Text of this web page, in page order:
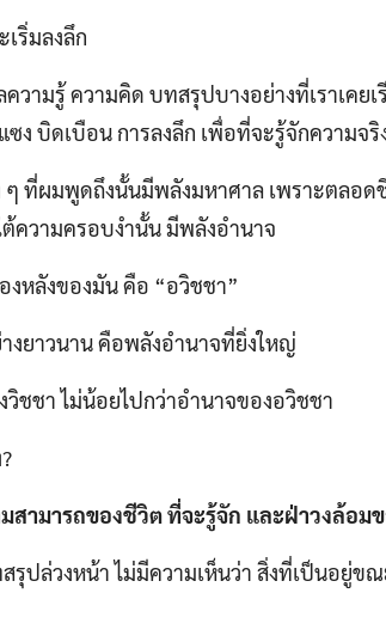
เริ่มลงลึก
วามรู้ ความคิด บทสรุปบางอย่างที่เราเคย
ง บิดเบือน การลงลึก เพื่อที่จะรู้จักความจ
ที่ผมพูดถึงนั้นมีพลังมหาศาล เพราะตลอด
ความครอบงำนั้น มีพลังอำนาจ
งหลังของมัน คือ “อวิชชา”
งยาวนาน คือพลังอำนาจที่ยิ่งใหญ่
ชชา ไม่น้อยไปกว่าอำนาจของอวิชชา
ามารถของชีวิต ที่จะรู้จัก และฝ่าวงล้อม
รุปล่วงหน้า ไม่มีความเห็นว่า สิ่งที่เป็นอยู่ข